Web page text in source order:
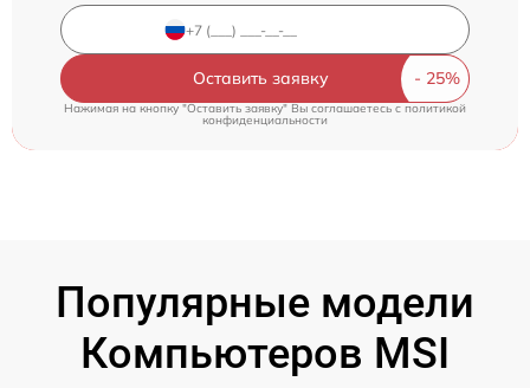
Оставить заявку
Нажимая на кнопку "Оставить заявку" Вы соглашаетесь cполитикой
конфиденциальности
Популярные модели
Компьютеров MSI